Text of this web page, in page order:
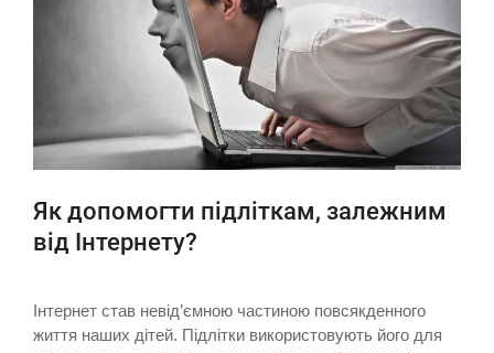
Як допомогти підліткам, залежним
від Інтернету?
Інтернет став невід’ємною частиною повсякденного
життя наших дітей. Підлітки використовують його для